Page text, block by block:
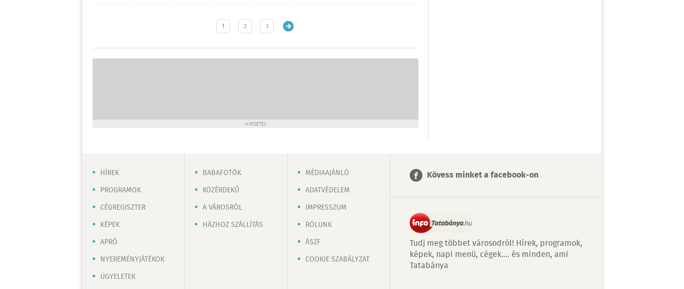
1 2 3
HIRDETÉS
HÍREK
PROGRAMOK
CÉGREGISZTER
KÉPEK
APRÓ
NYEREMÉNYJÁTÉKOK
ÜGYELETEK
BABAFOTÓK
KÖZÉRDEKŰ
A VÁROSRÓL
HÁZHOZ SZÁLLÍTÁS
MÉDIAAJÁNLÓ
ADATVÉDELEM
IMPRESSZUM
RÓLUNK
ÁSZF
COOKIE SZABÁLYZAT
Kövess minket a facebook-on
Tudj meg többet városodról! Hírek, programok,
képek, napi menü, cégek…. és minden, ami
Tatabánya